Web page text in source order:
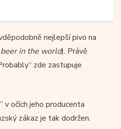
nejlepší pivo na
in the world). Právě
zde zastupuje
v očích jeho producenta
zákaz je tak dodržen.